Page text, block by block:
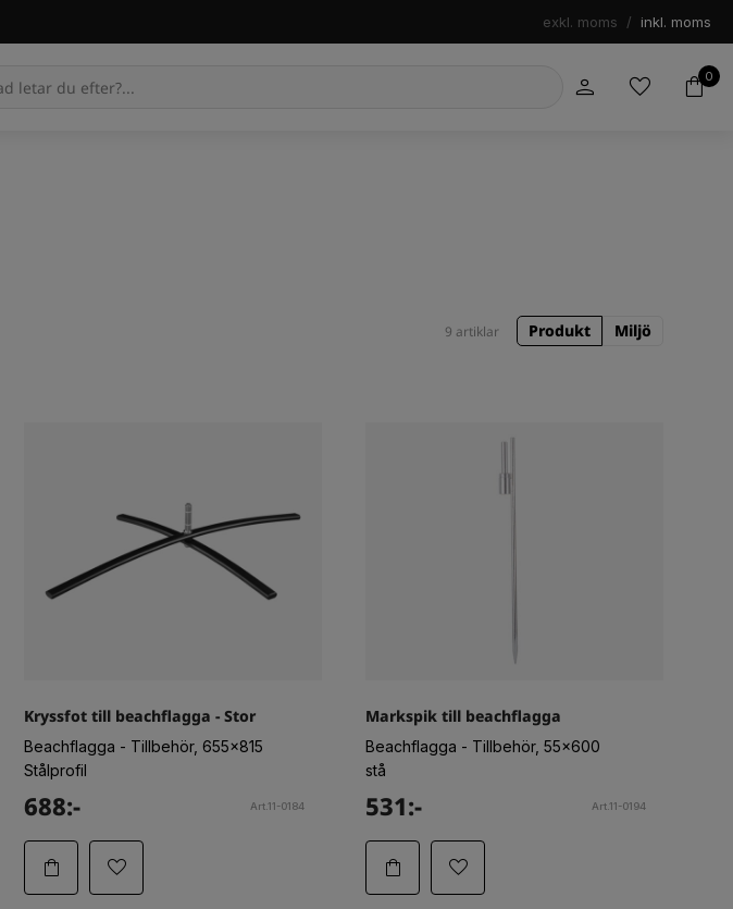
exkl. moms / inkl. moms
0
9 artiklar Produkt Miljö
Kryssfot till beachflagga - Stor
Beachflagga - Tillbehör, 655x815
Stålprofil
688:- Art.11-0184
Markspik till beachflagga
Beachflagga - Tillbehör, 55x600
stå
531:- Art.11-0194